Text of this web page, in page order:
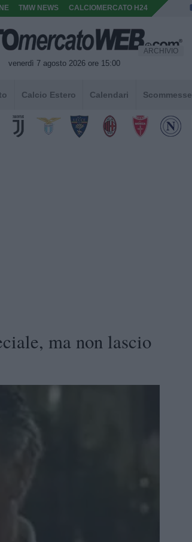
TMW NEWS CALCIOMERCATO H24
venerdì 7 agosto 2026 ore 15:00
ARCHIVIO
Calcio Estero Calendari Scommesse
ma non lascio